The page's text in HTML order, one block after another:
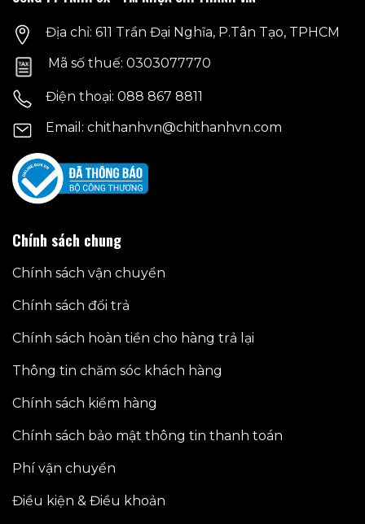
trên
trang
sản
phẩm
trên
trang
sản
Địa chỉ: 611 Trần Đại Nghĩa, P.Tân Tạo, TPHCM
Mã số thuế: 0303077770
Điện thoại: 088 867 8811
Email: chithanhvn@chithanhvn.com
Chính sách chung
Chính sách vận chuyển
Chính sách đổi trả
Chính sách hoàn tiền cho hàng trả lại
Thông tin chăm sóc khách hàng
Chính sách kiểm hàng
Chính sách bảo mật thông tin thanh toán
Phí vận chuyển
Điều kiện & Điều khoản